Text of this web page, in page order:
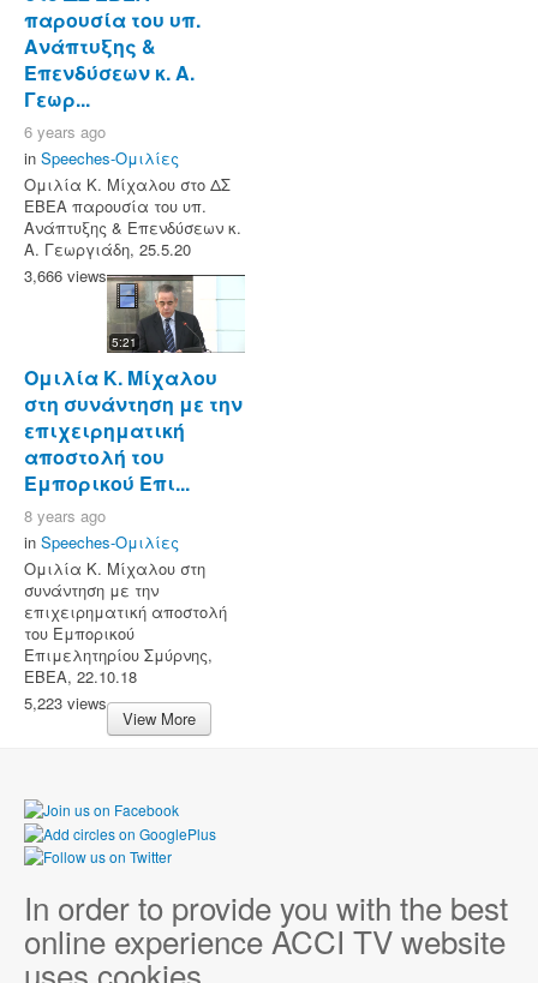
παρουσία του υπ.
Ανάπτυξης &
Επενδύσεων κ. Α.
Γεωρ...
6 years ago
in Speeches-Ομιλίες
Ομιλία Κ. Μίχαλου στο ΔΣ
ΕΒΕΑ παρουσία του υπ.
Ανάπτυξης & Επενδύσεων κ.
Α. Γεωργιάδη, 25.5.20
3,666 views
5:21
Ομιλία Κ. Μίχαλου
στη συνάντηση με την
επιχειρηματική
αποστολή του
Εμπορικού Επι...
8 years ago
in Speeches-Ομιλίες
Ομιλία Κ. Μίχαλου στη
συνάντηση με την
επιχειρηματική αποστολή
του Εμπορικού
Επιμελητηρίου Σμύρνης,
ΕΒΕΑ, 22.10.18
5,223 views
View More
In order to provide you with the best
online experience ACCI TV website
uses cookies.